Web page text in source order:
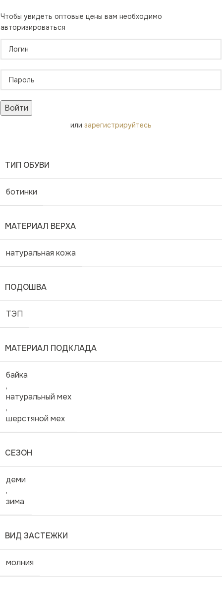
Чтобы увидеть оптовые цены вам необходимо
авторизироваться
Войти
или зарегистрируйтесь
ТИП ОБУВИ
ботинки
МАТЕРИАЛ ВЕРХА
натуральная кожа
ПОДОШВА
ТЭП
МАТЕРИАЛ ПОДКЛАДА
байка
,
натуральный мех
,
шерстяной мех
СЕЗОН
деми
,
зима
ВИД ЗАСТЕЖКИ
молния